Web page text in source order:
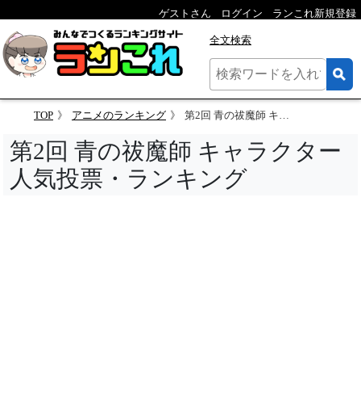
ゲストさん ログイン ランこれ新規登録
全文検索
TOP アニメのランキング 第2回 青の祓魔師 キャラクター人気投票
第2回 青の祓魔師 キャラクター
人気投票・ランキング